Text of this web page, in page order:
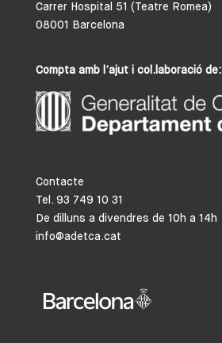
Carrer Hospital 51 (Teatre Romea)
08001 Barcelona
Compta amb l’ajut i col.laboració de:
Contacte
Tel. 93 749 10 31
De dilluns a divendres de 10h a 14h
info@adetca.cat